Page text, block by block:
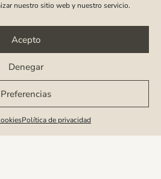
nuestro sitio web y nuestro servicio.
Acepto
Denegar
Preferencias
Política de privacidad
PROFESIONAL?